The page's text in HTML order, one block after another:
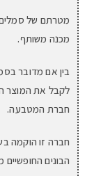
מטרתם של סמלים
מכנה משותף.
בין אם מדובר
לקבל את המוצר
חברת המטבעה.
הבונים החופשיים